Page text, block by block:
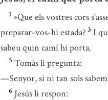
1 »Que els vostres cors
preparar-vos-hi estada? 3 I
sabeu quin camí hi porta.
5 Tomàs li pregunta:
—Senyor, si ni tan sols
6 Jesús li respon: